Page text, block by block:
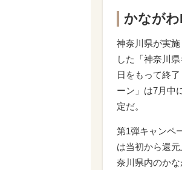
かながわ
神奈川県が実
した「神奈川
日をもって終
ーン」は7月中
定だ。
第1弾キャンペ
は当初から還
奈川県内のか